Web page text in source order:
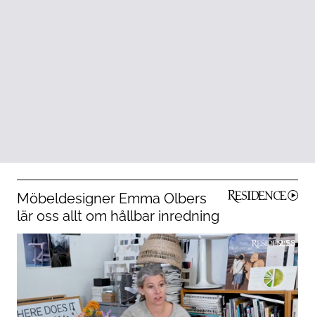
Möbeldesigner Emma Olbers
lär oss allt om hållbar inredning
2:58